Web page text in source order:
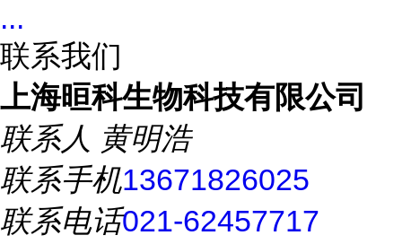
...
联系我们
上海晅科生物科技有限公司
联系人 黄明浩
联系手机13671826025
联系电话021-62457717